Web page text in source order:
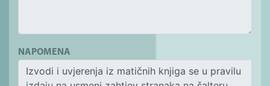
NAPOMENA